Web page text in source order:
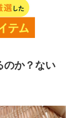
のか？ない